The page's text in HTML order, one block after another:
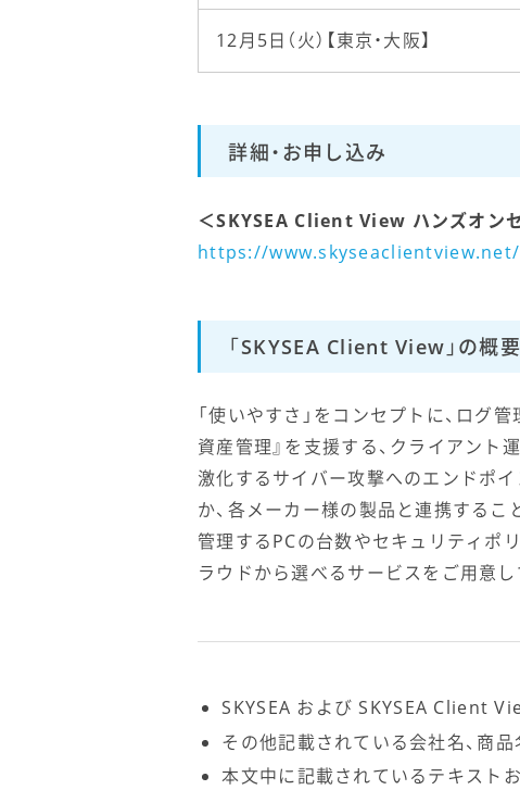
12月5日（火）【東京・大阪】
詳細・お申し込み
＜SKYSEA Client View ハンズオン
https://
「SKYSEA Client View」の概要
「使いやすさ」をコンセプトに、ログ
資産管理』を支援する、クライアント
激化するサイバー攻撃へのエンドポ
か、各メーカー様の製品と連携する
管理するPCの台数やセキュリティポ
ラウドから選べるサービスをご用意し
SKYSEA および SKYSEA Client
その他記載されている会社名、商
本文中に記載されているテキスト